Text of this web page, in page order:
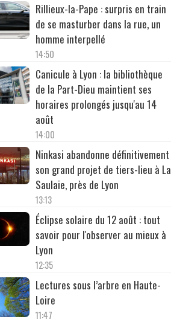
Rillieux-la-Pape : surpris en train
de se masturber dans la rue, un
homme interpellé
14:50
Canicule à Lyon : la bibliothèque
de la Part-Dieu maintient ses
horaires prolongés jusqu'au 14
août
14:00
Ninkasi abandonne définitivement
son grand projet de tiers-lieu à La
Saulaie, près de Lyon
13:13
Éclipse solaire du 12 août : tout
savoir pour l'observer au mieux à
Lyon
12:35
Lectures sous l’arbre en Haute-
Loire
11:47